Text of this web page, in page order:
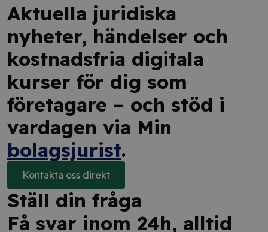
Aktuella juridiska
nyheter, händelser och
kostnadsfria digitala
kurser för dig som
företagare – och stöd i
vardagen via Min
bolagsjurist.
Kontakta oss direkt
Ställ din fråga
Få svar inom 24h, alltid